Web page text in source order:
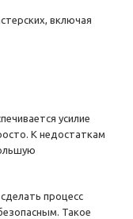
включая
усилие
К недостаткам
процесс
Такое